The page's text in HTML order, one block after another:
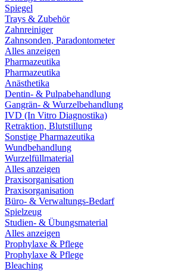
Spiegel
Trays & Zubehör
Zahnreiniger
Zahnsonden, Paradontometer
Alles anzeigen
Pharmazeutika
Pharmazeutika
Anästhetika
Dentin- & Pulpabehandlung
Gangrän- & Wurzelbehandlung
IVD (In Vitro Diagnostika)
Retraktion, Blutstillung
Sonstige Pharmazeutika
Wundbehandlung
Wurzelfüllmaterial
Alles anzeigen
Praxisorganisation
Praxisorganisation
Büro- & Verwaltungs-Bedarf
Spielzeug
Studien- & Übungsmaterial
Alles anzeigen
Prophylaxe & Pflege
Prophylaxe & Pflege
Bleaching